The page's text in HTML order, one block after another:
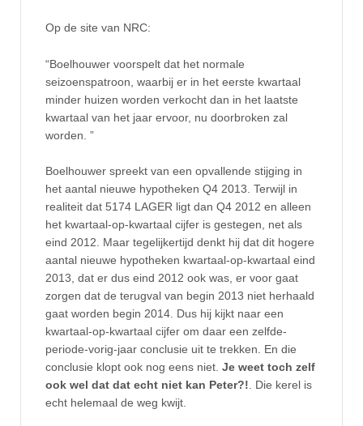
Op de site van NRC:
“Boelhouwer voorspelt dat het normale
seizoenspatroon, waarbij er in het eerste kwartaal
minder huizen worden verkocht dan in het laatste
kwartaal van het jaar ervoor, nu doorbroken zal
worden. ”
Boelhouwer spreekt van een opvallende stijging in
het aantal nieuwe hypotheken Q4 2013. Terwijl in
realiteit dat 5174 LAGER ligt dan Q4 2012 en alleen
het kwartaal-op-kwartaal cijfer is gestegen, net als
eind 2012. Maar tegelijkertijd denkt hij dat dit hogere
aantal nieuwe hypotheken kwartaal-op-kwartaal eind
2013, dat er dus eind 2012 ook was, er voor gaat
zorgen dat de terugval van begin 2013 niet herhaald
gaat worden begin 2014. Dus hij kijkt naar een
kwartaal-op-kwartaal cijfer om daar een zelfde-
periode-vorig-jaar conclusie uit te trekken. En die
conclusie klopt ook nog eens niet. Je weet toch zelf
ook wel dat dat echt niet kan Peter?! . Die kerel is
echt helemaal de weg kwijt.